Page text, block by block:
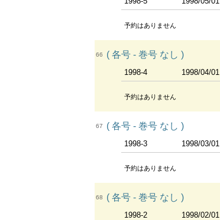
予約はありません
66 ( 各号 - 巻号 なし )
1998-4 1998/04/01
予約はありません
67 ( 各号 - 巻号 なし )
1998-3 1998/03/01
予約はありません
68 ( 各号 - 巻号 なし )
1998-2 1998/02/01